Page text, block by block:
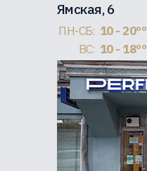
Ямская, 6
ПН-СБ: 10 - 20ºº
ВС: 10 - 18ºº